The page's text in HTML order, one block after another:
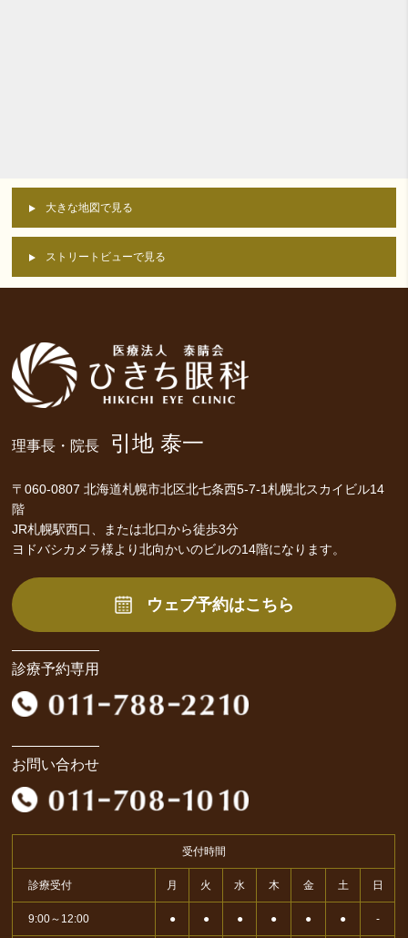
大きな地図で見る
ストリートビューで見る
理事長・院長 引地 泰一
〒060-0807 北海道札幌市北区北七条西5-7-1札幌北スカイビル14
階
JR札幌駅西口、または北口から徒歩3分
ヨドバシカメラ様より北向かいのビルの14階になります。
ウェブ予約はこちら
診療予約専用
お問い合わせ
受付時間
診療受付 月 火 水 木 金 土 日
9:00～12:00 ● ● ● ● ● ● -